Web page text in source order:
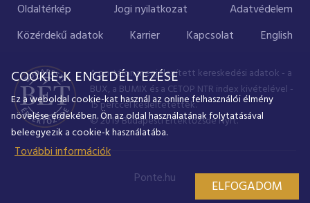
Oldaltérkép Jogi nyilatkozat
Adatvédelem
Közérdekű adatok
Karrier Kapcsolat English
A portálon megjelenített kereskedési adatok - a
BUX, a BUMIX és a CETOP NTR index kivételével -
15 perccel késleltetettek.
© 2019 Budapesti Értéktőzsde Nyrt.
Ponte.hu
COOKIE-K ENGEDÉLYEZÉSE
Ez a weboldal cookie-kat használ az online felhasználói élmény
növelése érdekében. Ön az oldal használatának folytatásával
beleegyezik a cookie-k használatába.
További információk
ELFOGADOM